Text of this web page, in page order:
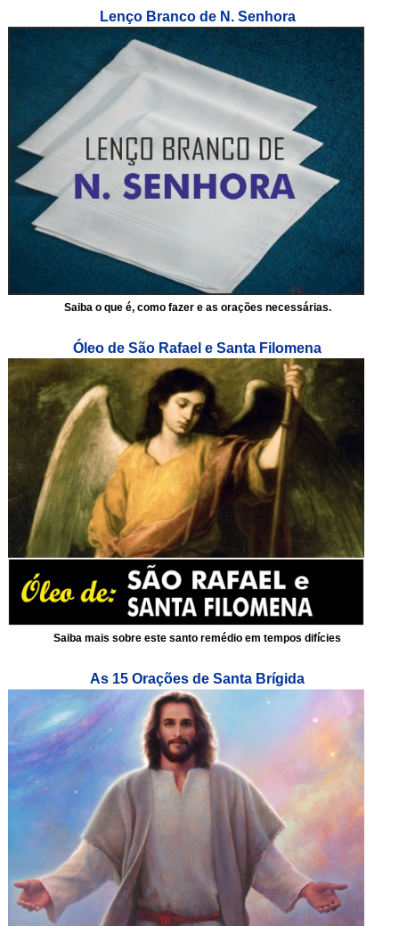
Lenço Branco de N. Senhora
Saiba o que é, como fazer e as orações necessárias.
Óleo de São Rafael e Santa Filomena
Saiba mais sobre este santo remédio em tempos difícies
As 15 Orações de Santa Brígida